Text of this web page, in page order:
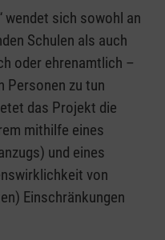
wendet sich sowohl an
Schulen als auch
oder ehrenamtlich –
Personen zu tun
das Projekt die
mithilfe eines
und eines
von
Einschränkungen